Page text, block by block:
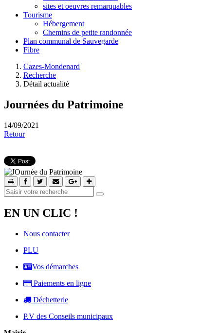
sites et oeuvres remarquables
Tourisme
Hébergement
Chemins de petite randonnée
Plan communal de Sauvegarde
Fibre
Cazes-Mondenard
Recherche
Détail actualité
Journées du Patrimoine
14/09/2021
Retour
EN UN CLIC !
Nous contacter
PLU
Vos démarches
Paiements en ligne
Déchetterie
P.V des Conseils municipaux